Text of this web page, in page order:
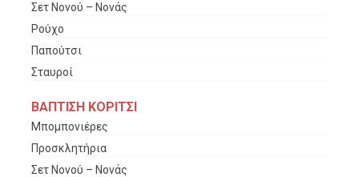
Σετ Νονού – Νονάς
Ρούχο
Παπούτσι
Σταυροί
ΒΑΠΤΙΣΗ ΚΟΡΙΤΣΙ
Μπομπονιέρες
Προσκλητήρια
Σετ Νονού – Νονάς